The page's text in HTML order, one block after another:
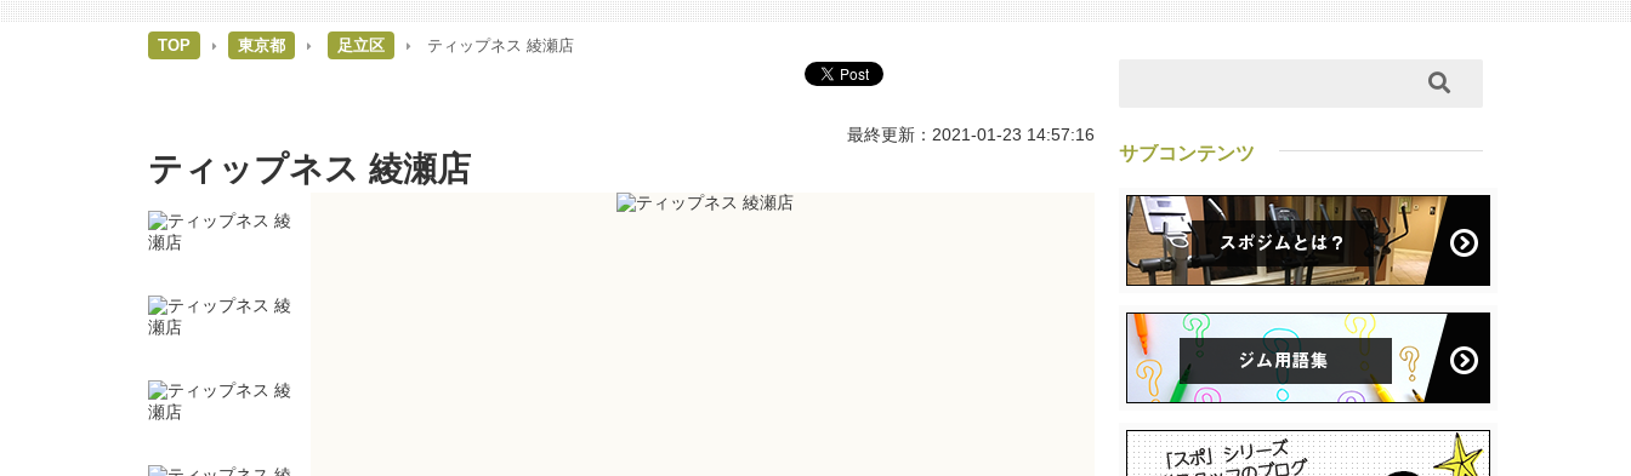
TOP 東京都 足立区 ティップネス 綾瀬店
最終更新：2021-01-23 14:57:16
ティップネス 綾瀬店 サブコンテンツ